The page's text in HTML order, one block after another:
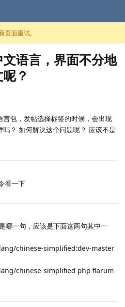
面重试。
语言，界面不分地
？
包，发帖选择标签的时候，会出现
？ 如何解决这个问题呢？ 应该不是
看一下
哪一句，应该是下面这两句其中一
chinese-simplified:dev-master
chinese-simplified php flarum